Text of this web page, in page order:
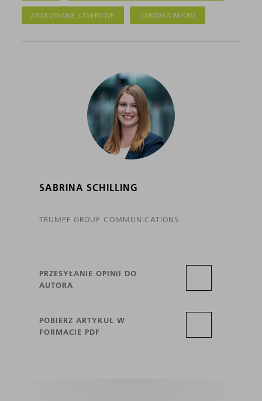
ZNAKOWANIE LASEROWE OBRÓBKA MIKRO
SABRINA SCHILLING
TRUMPF GROUP COMMUNICATIONS
PRZESYŁANIE OPINII DO
AUTORA
POBIERZ ARTYKUŁ W
FORMACIE PDF